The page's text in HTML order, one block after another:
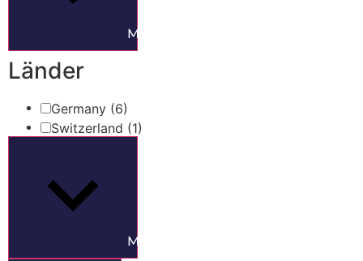
Mehr anzeigen
Länder
Germany (6)
Switzerland (1)
Mehr anzeigen